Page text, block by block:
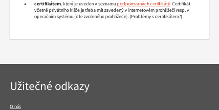
certifikátem, který je uveden v seznamupodporovaných certifikátů. Certifikát
včetně privátního klíče je třeba mít zavedený v internetovém prohlížeči resp. v
operačním systému (dle zvoleného prohlížeče). (Problémy s certifikátem?)
Navigace
v
Užitečné odkazy
O nás